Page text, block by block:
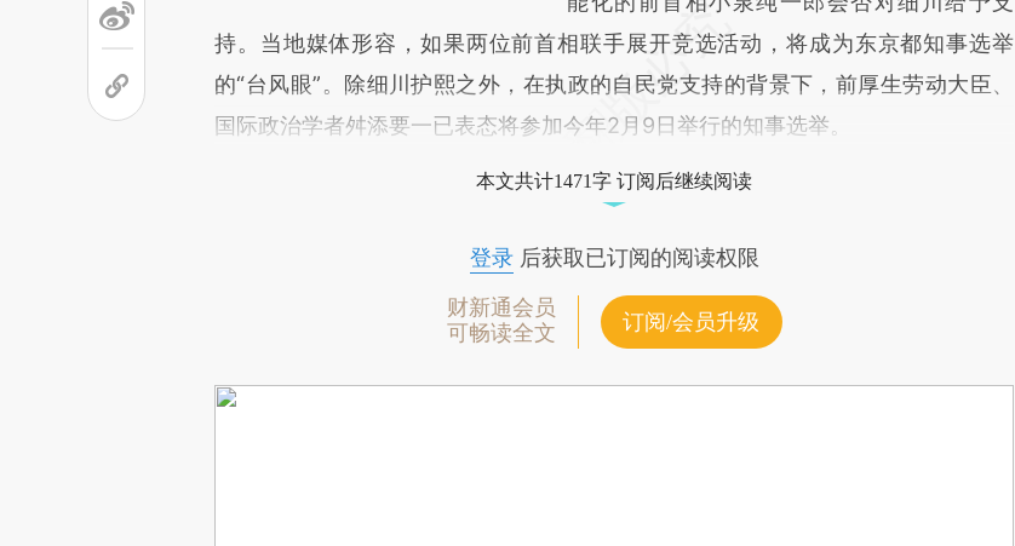
持。当地媒体形容，如果两位前首相联手展开竞选活动，将成为东京都知事选举
的“台风眼”。除细川护熙之外，在执政的自民党支持的背景下，前厚生劳动大臣、
国际政治学者舛添要一已表态将参加今年2月9日举行的知事选举。
本文共计1471字 订阅后继续阅读
登录后获取已订阅的阅读权限
财新通会员
可畅读全文
订阅/会员升级